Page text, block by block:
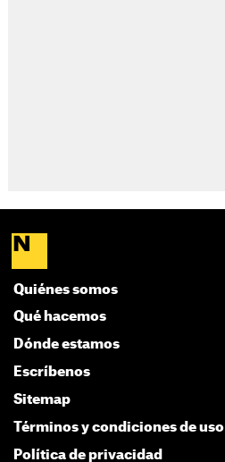
Quiénes somos
Qué hacemos
Dónde estamos
Escríbenos
Sitemap
Términos y condiciones de uso
Política de privacidad